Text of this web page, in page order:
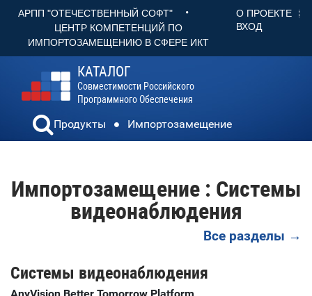
АРПП "ОТЕЧЕСТВЕННЫЙ СОФТ" •
ЦЕНТР КОМПЕТЕНЦИЙ ПО
ИМПОРТОЗАМЕЩЕНИЮ В СФЕРЕ ИКТ
О ПРОЕКТЕ
ВХОД
КАТАЛОГ
Совместимости Российского
Программного Обеспечения
Продукты Импортозамещение
Импортозамещение : Системы
видеонаблюдения
Все разделы →
Системы видеонаблюдения